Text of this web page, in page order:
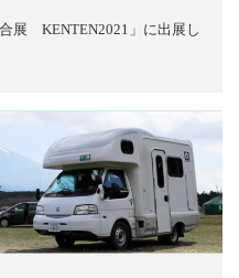
展 KENTEN2021」に出展し